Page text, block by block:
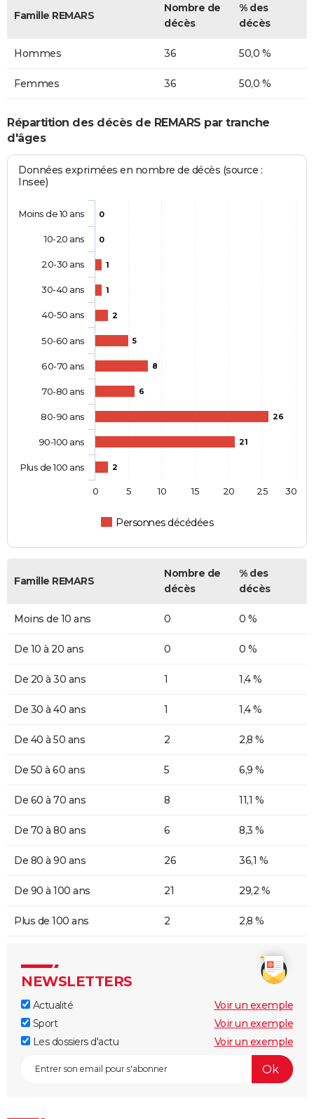
Famille REMARS
Nombre de
décès
% des
décès
Hommes 36 50,0 %
Femmes 36 50,0 %
Répartition des décès de REMARS par tranche
d'âges
Données exprimées en nombre de décès (source :
Insee)
0
0
1
1
2
5
8
6
26
21
2
Personnes décédées
Moins de 10 ans
10-20 ans
20-30 ans
30-40 ans
40-50 ans
50-60 ans
60-70 ans
70-80 ans
80-90 ans
90-100 ans
Plus de 100 ans
0 5 10 15 20 25 30
Famille REMARS
Nombre de
décès
% des
décès
Moins de 10 ans 0 0 %
De 10 à 20 ans 0 0 %
De 20 à 30 ans 1 1,4 %
De 30 à 40 ans 1 1,4 %
De 40 à 50 ans 2 2,8 %
De 50 à 60 ans 5 6,9 %
De 60 à 70 ans 8 11,1 %
De 70 à 80 ans 6 8,3 %
De 80 à 90 ans 26 36,1 %
De 90 à 100 ans 21 29,2 %
Plus de 100 ans 2 2,8 %
NEWSLETTERS
Actualité
Voir un exemple
Sport
Voir un exemple
Les dossiers d'actu
Voir un exemple